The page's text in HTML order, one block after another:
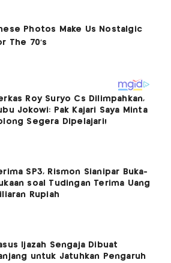
Roy Suryo Cs Dilimpahkan,
Jokowi: Pak Kajari Saya Minta
Segera Dipelajari!
SP3, Rismon Sianipar Buka-
soal Tudingan Terima Uang
Rupiah
Ijazah Sengaja Dibuat
untuk Jatuhkan Pengaruh